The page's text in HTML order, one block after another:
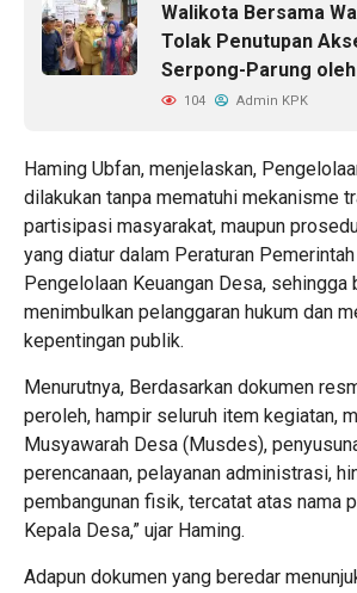
Walikota Bersama
Tolak Penutupan
Serpong-Parung oleh
104 Admin KPK
Haming Ubfan, menjelaskan,
dilakukan tanpa mematuhi mekanisme
partisipasi masyarakat, maupun
yang diatur dalam Peraturan
Pengelolaan Keuangan Desa,
menimbulkan pelanggaran hukum dan
kepentingan publik.
Menurutnya, Berdasarkan dokumen
peroleh, hampir seluruh item kegiatan,
Musyawarah Desa (Musdes),
perencanaan, pelayanan administrasi,
pembangunan fisik, tercatat atas nama
Kepala Desa,” ujar Haming.
Adapun dokumen yang beredar